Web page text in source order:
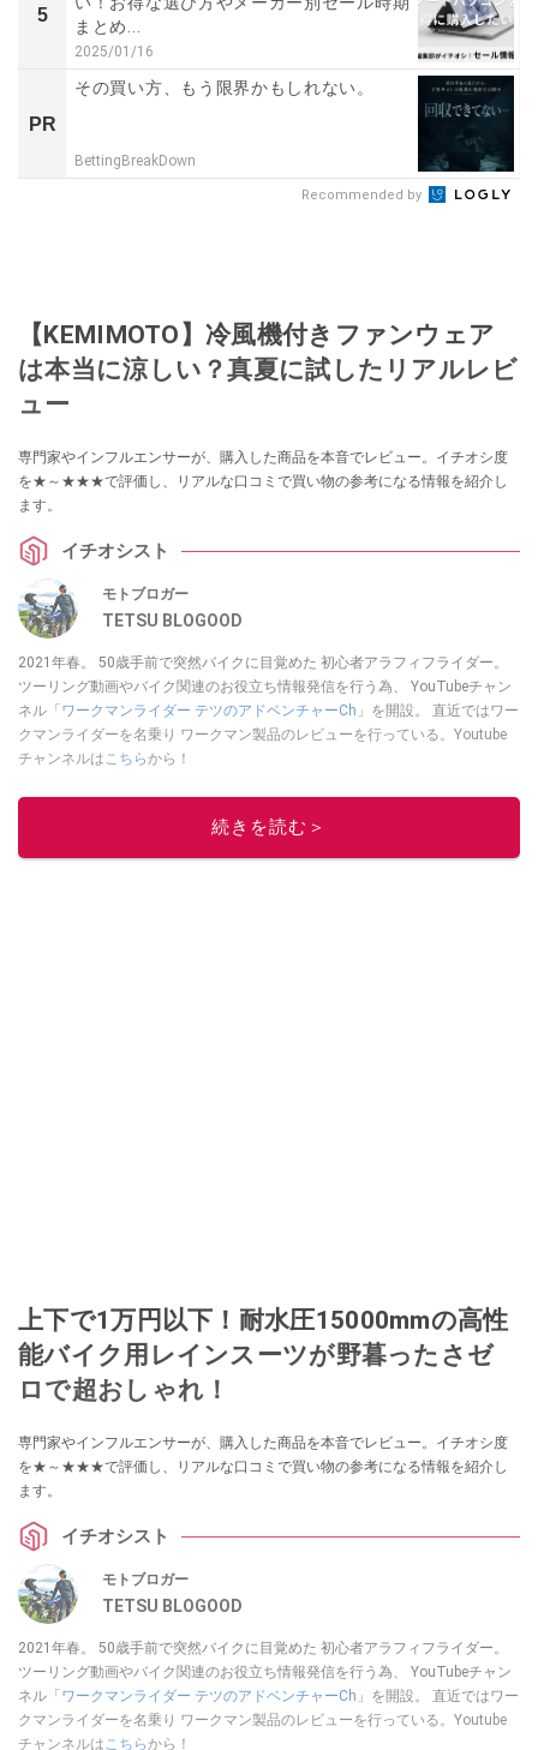
5
まとめ...
2025/01/16
PR
その買い方、もう限界かもしれない。
BettingBreakDown
Recommended by
【KEMIMOTO】冷風機付きファンウェア
は本当に涼しい？真夏に試したリアルレビ
ュー
専門家やインフルエンサーが、購入した商品を本音でレビュー。イチオシ度
を★～★★★で評価し、リアルな口コミで買い物の参考になる情報を紹介し
ます。
イチオシスト
モトブロガー
TETSU BLOGOOD
2021年春。 50歳手前で突然バイクに目覚めた 初心者アラフィフライダー。
ツーリング動画やバイク関連のお役立ち情報発信を行う為、 YouTubeチャン
ネル「 ワークマンライダー テツのアドベンチャーCh 」を開設。 直近ではワー
クマンライダーを名乗り ワークマン製品のレビューを行っている。Youtube
チャンネルはこちらから！
このイチオシストの他の記事を読む
続きを読む＞
上下で1万円以下！耐水圧15000mmの高性
能バイク用レインスーツが野暮ったさゼ
ロで超おしゃれ！
専門家やインフルエンサーが、購入した商品を本音でレビュー。イチオシ度
を★～★★★で評価し、リアルな口コミで買い物の参考になる情報を紹介し
ます。
イチオシスト
モトブロガー
TETSU BLOGOOD
2021年春。 50歳手前で突然バイクに目覚めた 初心者アラフィフライダー。
ツーリング動画やバイク関連のお役立ち情報発信を行う為、 YouTubeチャン
ネル「 ワークマンライダー テツのアドベンチャーCh 」を開設。 直近ではワー
クマンライダーを名乗り ワークマン製品のレビューを行っている。Youtube
チャンネルはこちらから！